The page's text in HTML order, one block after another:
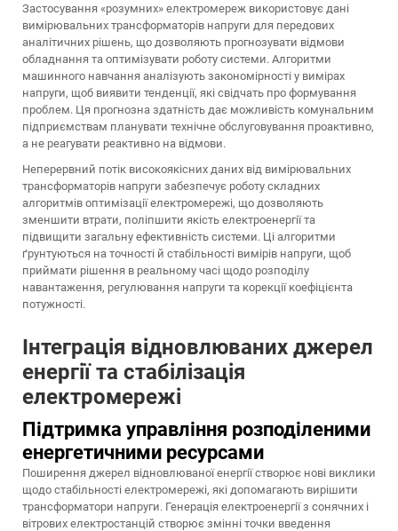
Застосування «розумних» електромереж використовує дані
вимірювальних трансформаторів напруги для передових
аналітичних рішень, що дозволяють прогнозувати відмови
обладнання та оптимізувати роботу системи. Алгоритми
машинного навчання аналізують закономірності у вимірах
напруги, щоб виявити тенденції, які свідчать про формування
проблем. Ця прогнозна здатність дає можливість комунальним
підприємствам планувати технічне обслуговування проактивно,
а не реагувати реактивно на відмови.
Неперервний потік високоякісних даних від вимірювальних
трансформаторів напруги забезпечує роботу складних
алгоритмів оптимізації електромережі, що дозволяють
зменшити втрати, поліпшити якість електроенергії та
підвищити загальну ефективність системи. Ці алгоритми
ґрунтуються на точності й стабільності вимірів напруги, щоб
приймати рішення в реальному часі щодо розподілу
навантаження, регулювання напруги та корекції коефіцієнта
потужності.
Інтеграція відновлюваних джерел
енергії та стабілізація
електромережі
Підтримка управління розподіленими
енергетичними ресурсами
Поширення джерел відновлюваної енергії створює нові виклики
щодо стабільності електромережі, які допомагають вирішити
трансформатори напруги. Генерація електроенергії з сонячних і
вітрових електростанцій створює змінні точки введення